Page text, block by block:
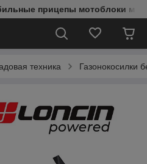
прицепы мотоблоки
техника Газонокосилки